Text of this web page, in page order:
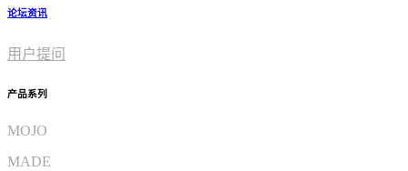
论坛资讯
用户提问
产品系列
MOJO
MADE